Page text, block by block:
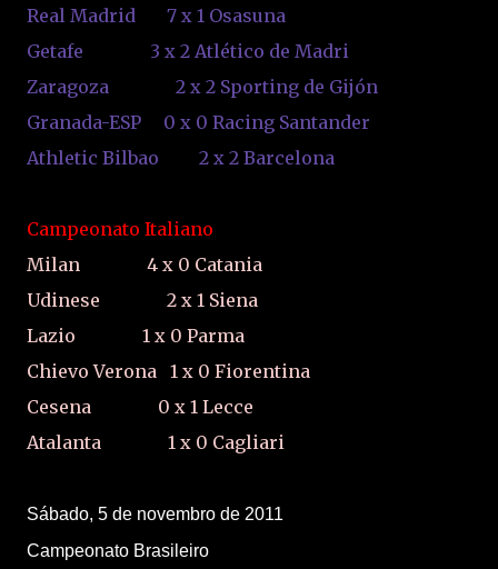
Real Madrid
7 x 1 Osasuna
Getafe
3 x 2 Atlético de Madri
Zaragoza
2 x 2 Sporting de Gijón
Granada-ESP
0 x 0 Racing Santander
Athletic Bilbao
2 x 2 Barcelona
Campeonato Italiano
Milan
4 x 0 Catania
Udinese
2 x 1 Siena
Lazio
1 x 0 Parma
Chievo Verona 1 x 0 Fiorentina
Cesena
0 x 1 Lecce
Atalanta
1 x 0 Cagliari
Sábado, 5 de novembro de 2011
Campeonato Brasileiro